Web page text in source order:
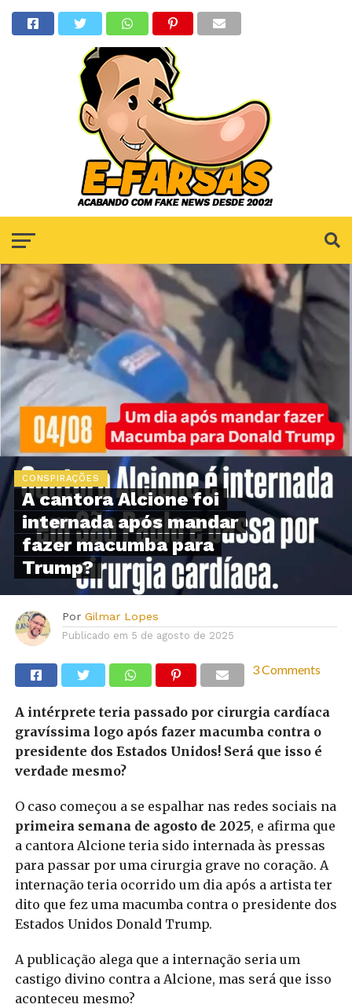
CONSPIRAÇÕES
A cantora Alcione foi
internada após mandar
fazer macumba para
Trump?
Por Gilmar Lopes
Publicado em 5 de agosto de 2025
3 Comments
A intérprete teria passado por cirurgia cardíaca
gravíssima logo após fazer macumba contra o
presidente dos Estados Unidos! Será que isso é
verdade mesmo?
O caso começou a se espalhar nas redes sociais na
primeira semana de agosto de 2025, e afirma que
a cantora Alcione teria sido internada às pressas
para passar por uma cirurgia grave no coração. A
internação teria ocorrido um dia após a artista ter
dito que fez uma macumba contra o presidente dos
Estados Unidos Donald Trump.
A publicação alega que a internação seria um
castigo divino contra a Alcione, mas será que isso
aconteceu mesmo?